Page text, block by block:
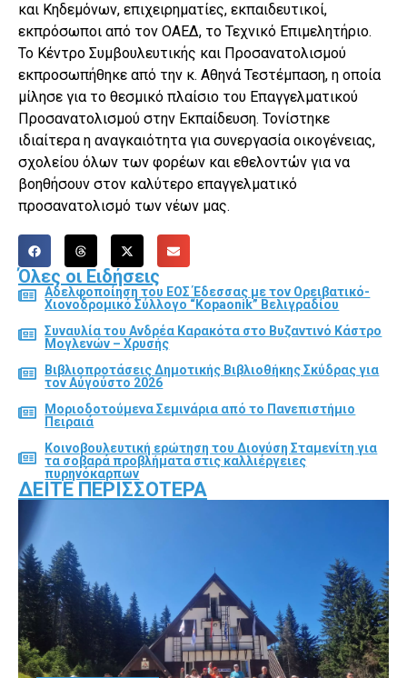
και Κηδεμόνων, επιχειρηματίες, εκπαιδευτικοί,
εκπρόσωποι από τον ΟΑΕΔ, το Τεχνικό Επιμελητήριο.
Το Κέντρο Συμβουλευτικής και Προσανατολισμού
εκπροσωπήθηκε από την κ. Αθηνά Τεστέμπαση, η οποία
μίλησε για το θεσμικό πλαίσιο του Επαγγελματικού
Προσανατολισμού στην Εκπαίδευση. Τονίστηκε
ιδιαίτερα η αναγκαιότητα για συνεργασία οικογένειας,
σχολείου όλων των φορέων και εθελοντών για να
βοηθήσουν στον καλύτερο επαγγελματικό
προσανατολισμό των νέων μας.
Όλες οι Ειδήσεις
Αδελφοποίηση του ΕΟΣ Έδεσσας με τον Ορειβατικό-
Χιονοδρομικό Σύλλογο “Kopaonik” Βελιγραδίου
Συναυλία του Ανδρέα Καρακότα στο Βυζαντινό Κάστρο
Μογλενών – Χρυσής
Βιβλιοπροτάσεις Δημοτικής Βιβλιοθήκης Σκύδρας για
τον Αύγούστο 2026
Μοριοδοτούμενα Σεμινάρια από το Πανεπιστήμιο
Πειραιά
Κοινοβουλευτική ερώτηση του Διονύση Σταμενίτη για
τα σοβαρά προβλήματα στις καλλιέργειες
πυρηνόκαρπων
ΔΕΊΤΕ ΠΕΡΙΣΣΌΤΕΡΑ